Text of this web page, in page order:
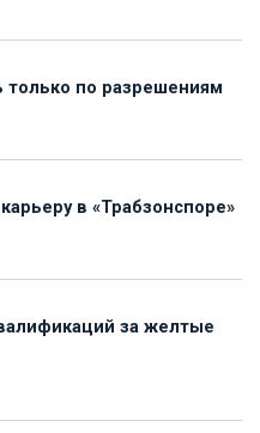
только по разрешениям
в «Трабзонспоре»
за желтые